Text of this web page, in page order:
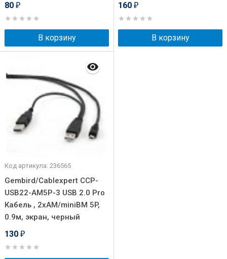
80 ₽
В корзину
160 ₽
В корзину
Код артикула: 236565
Gembird/Cablexpert CCP-
USB22-AM5P-3 USB 2.0 Pro
Кабель , 2xAM/miniBM 5P,
0.9м, экран, черный
130 ₽